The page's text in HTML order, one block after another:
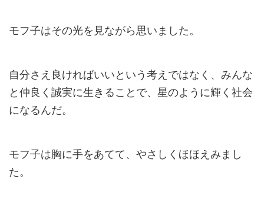
モフ子はその光を見ながら思いました。
自分さえ良ければいいという考えではなく、みんな
と仲良く誠実に生きることで、星のように輝く社会
になるんだ。
モフ子は胸に手をあてて、やさしくほほえみまし
た。